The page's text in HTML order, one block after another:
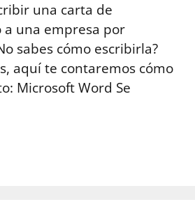
una carta de
una empresa por
sabes cómo escribirla?
aquí te contaremos cómo
Microsoft Word Se